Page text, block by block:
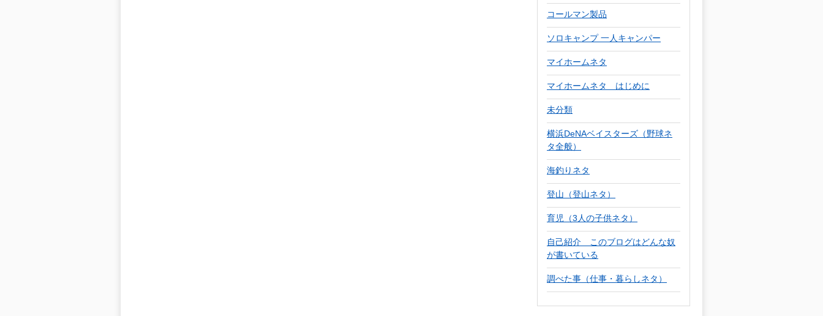
コールマン製品
ソロキャンプ 一人キャンパー
マイホームネタ
マイホームネタ はじめに
未分類
横浜DeNAベイスターズ（野球ネ
タ全般）
海釣りネタ
登山（登山ネタ）
育児（3人の子供ネタ）
自己紹介 このブログはどんな奴
が書いている
調べた事（仕事・暮らしネタ）